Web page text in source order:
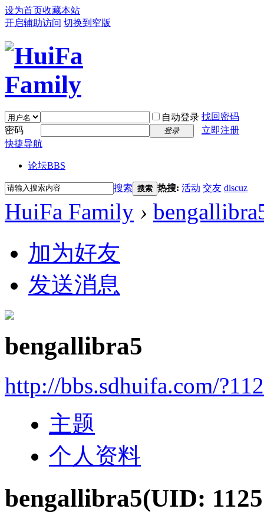
设为首页收藏本站
开启辅助访问 切换到窄版
自动登录 找回密码
密码
登录
立即注册
快捷导航
论坛BBS
搜索 搜索 热搜: 活动 交友 discuz
HuiFa Family ›
加为好友
发送消息
bengallibra5
http://bbs.sdhuifa.com/
主题
个人资料
bengallibra5(UID: